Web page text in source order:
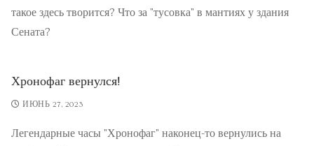
такое здесь творится? Что за "тусовка" в мантиях у здания
Сената?
Хронофаг вернулся!
ИЮНЬ 27, 2023
Легендарные часы "Хронофаг" наконец-то вернулись на